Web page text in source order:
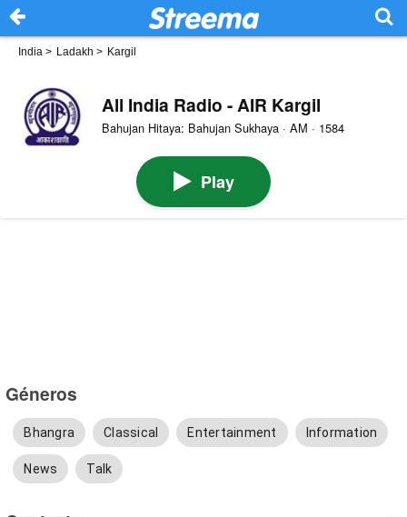
India > Ladakh > Kargil
All India Radio - AIR Kargil
Bahujan Hitaya: Bahujan Sukhaya · AM · 1584
Play
Géneros
Bhangra Classical Entertainment Information
News Talk